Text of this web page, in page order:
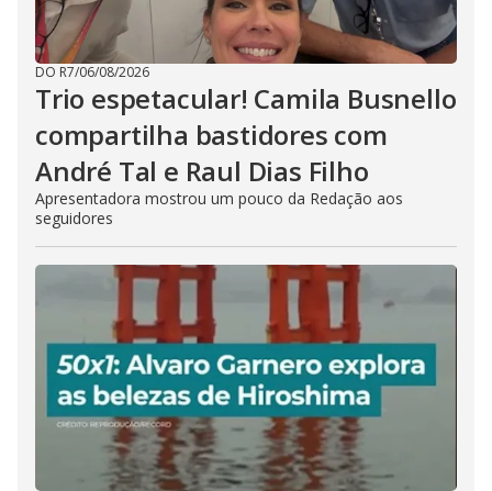
DO R7/06/08/2026
Trio espetacular! Camila Busnello
compartilha bastidores com
André Tal e Raul Dias Filho
Apresentadora mostrou um pouco da Redação aos
seguidores